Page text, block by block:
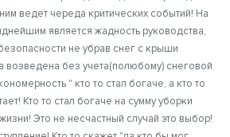
ведет череда критических событий! На
является жадность руководства,
не убрав снег с крыши
возведена без учета(полюбому) снеговой
" кто то стал богаче, а кто то
Кто то стал богаче на сумму уборки
Это не несчастный случай это выбор!